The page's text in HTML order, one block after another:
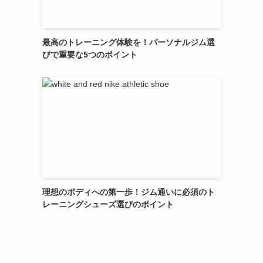
最高のトレーニング体験を！パーソナルジム選
びで重要な5つのポイント
理想のボディへの第一歩！ジム通いに必須のト
レーニングシューズ選びのポイント